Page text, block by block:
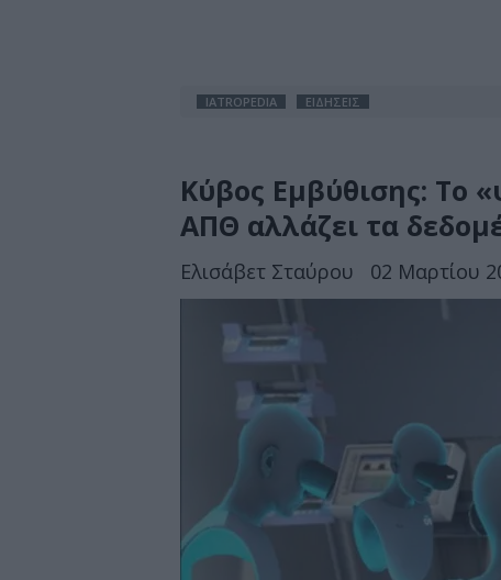
IATROPEDIA ΕΙΔΗΣΕΙΣ
Κύβος Εμβύθισης: Το
ΑΠΘ αλλάζει τα
Ελισάβετ Σταύρου 02 Μαρτίου